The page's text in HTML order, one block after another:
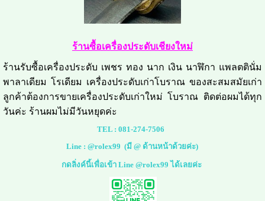
ร้านซื้อเครื่องประดับเชียงใหม่
ร้านรับซื้อเครื่องประดับ เพชร ทอง นาก เงิน นาฬิกา แพลตตินั่ม
พาลาเดียม โรเดียม เครื่องประดับเก่าโบราณ ของสะสมสมัยเก่า
ลูกค้าต้องการขายเครื่องประดับเก่าใหม่ โบราณ ติดต่อผมได้ทุก
วันค่ะ ร้านผมไม่มีวันหยุดค่ะ
TEL : 081-274-7506
Line :@rolex99 (มี @ ด้านหน้าด้วยค่ะ)
กดลิ่งค์นี้เพื่อเข้า Line @rolex99 ได้เลยค่ะ